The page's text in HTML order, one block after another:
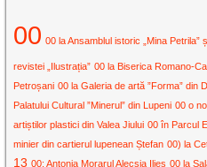
00 00 la Ansamblul istoric „Mina
revistei „Ilustrația” 00 la Biserica Romano-
Petroșani 00 la Galeria de artă ”Forma” din
Palatului Cultural ”Minerul” din Lupeni 00 o
artiștilor plastici din Valea Jiului 00 în Parcul
minier din cartierul lupenean Ștefan 00) la
13 00; Antonia Morarul Alecsia Ilieș 00 la